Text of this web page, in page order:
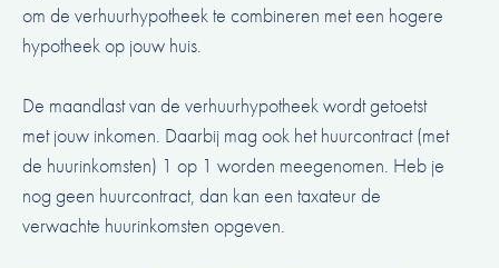
om de verhuurhypotheek te combineren met een hogere
hypotheek op jouw huis.
De maandlast van de verhuurhypotheek wordt getoetst
met jouw inkomen. Daarbij mag ook het huurcontract (met
de huurinkomsten) 1 op 1 worden meegenomen. Heb je
nog geen huurcontract, dan kan een taxateur de
verwachte huurinkomsten opgeven.